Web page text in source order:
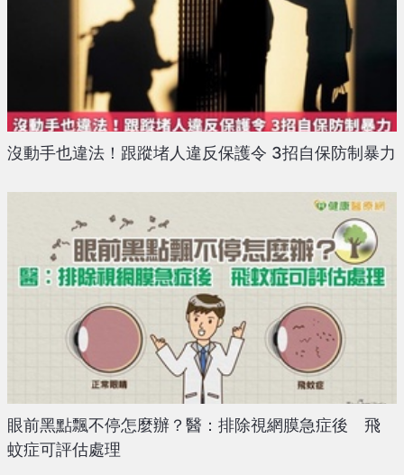
沒動手也違法！跟蹤堵人違反保護令 3招自保防制暴力
眼前黑點飄不停怎麼辦？醫：排除視網膜急症後 飛
蚊症可評估處理